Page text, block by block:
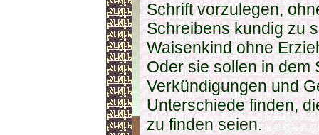
Schrift vorzulegen,
Schreibens kundig zu
Waisenkind ohne
Oder sie sollen in dem
Verkündigungen und
Unterschiede finden,
zu finden seien.